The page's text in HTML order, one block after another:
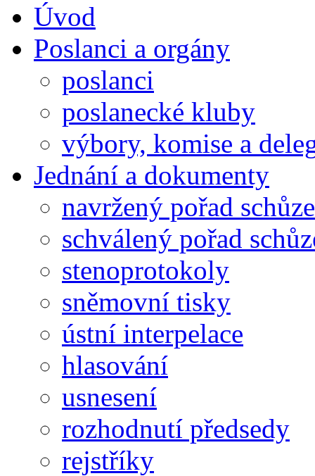
Úvod
Poslanci a orgány
poslanci
poslanecké kluby
výbory, komise a
Jednání a dokumenty
navržený pořad schůze
schválený pořad
stenoprotokoly
sněmovní tisky
ústní interpelace
hlasování
usnesení
rozhodnutí předsedy
rejstříky